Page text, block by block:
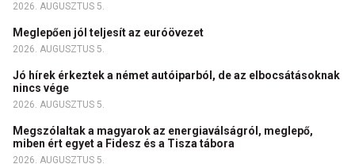
2026. AUGUSZTUS 5.
Meglepően jól teljesít az euróövezet
2026. AUGUSZTUS 5.
Jó hírek érkeztek a német autóiparból, de az elbocsátásoknak
nincs vége
2026. AUGUSZTUS 5.
Megszólaltak a magyarok az energiaválságról, meglepő,
miben ért egyet a Fidesz és a Tisza tábora
2026. AUGUSZTUS 5.